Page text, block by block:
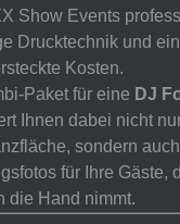
Show Events
Drucktechnik und
Kosten.
Paket für eine DJ
Ihnen dabei nicht
sondern
für Ihre Gäste,
die Hand nimmt.